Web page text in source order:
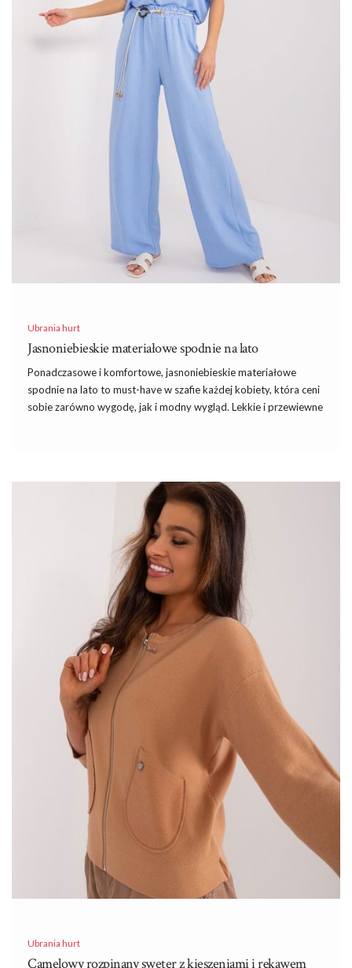
Nosimy je już …
Ubrania hurt
Jasnoniebieskie materiałowe spodnie na lato
Ponadczasowe i komfortowe, jasnoniebieskie materiałowe
spodnie na lato to must-have w szafie każdej kobiety, która ceni
sobie zarówno wygodę, jak i modny wygląd. Lekkie i przewiewne
komfortu oraz stylowy wygląd.
Znakomitym miejscem, gdzie można znaleźć szeroki wybór
takiego rodzaju ubrań, jesthurtownia bluzek FactoryPrice.eu.
Hurtownia oferuje nie tylko bluzki, ale również szeroki
asortyment spodni damskich, które są doskonałe na każdą porę
roku. Dzięki temu, że są one dostępne w różnych …
Ubrania hurt
Camelowy rozpinany sweter z kieszeniami i rękawem